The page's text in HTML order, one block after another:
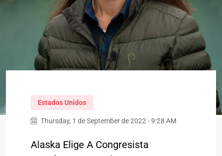
Estados Unidos
Thursday, 1 de September de 2022 - 9:28 AM
Alaska Elige A Congresista